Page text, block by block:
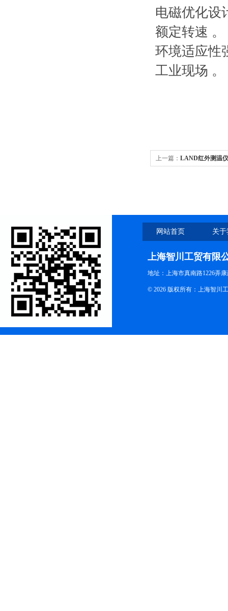
电磁优化设
额定转速 。
环境适应性
工业现场 。
上一篇： LAND红外测温仪
网站首页 关
上海智川工贸有限
地址：上海市真南路1226弄
© 2026 版权所有：上海智川